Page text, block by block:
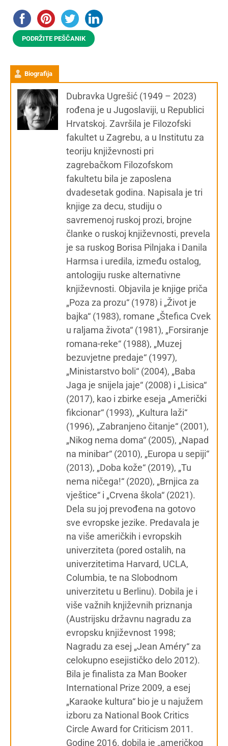
PODRŽITE PEŠČANIK
Biografija
Dubravka Ugrešić (1949 – 2023)
rođena je u Jugoslaviji, u Republici
Hrvatskoj. Završila je Filozofski
fakultet u Zagrebu, a u Institutu za
teoriju književnosti pri
zagrebačkom Filozofskom
fakultetu bila je zaposlena
dvadesetak godina. Napisala je tri
knjige za decu, studiju o
savremenoj ruskoj prozi, brojne
članke o ruskoj književnosti, prevela
je sa ruskog Borisa Pilnjaka i Danila
Harmsa i uredila, između ostalog,
antologiju ruske alternativne
književnosti. Objavila je knjige priča
„Poza za prozu“ (1978) i „Život je
bajka“ (1983), romane „Štefica Cvek
u raljama života“ (1981), „Forsiranje
romana-reke“ (1988), „Muzej
bezuvjetne predaje“ (1997),
„Ministarstvo boli“ (2004), „Baba
Jaga je snijela jaje“ (2008) i „Lisica“
(2017), kao i zbirke eseja „Američki
fikcionar“ (1993), „Kultura laži“
(1996), „Zabranjeno čitanje“ (2001),
„Nikog nema doma“ (2005), „Napad
na minibar“ (2010), „Europa u sepiji“
(2013), „Doba kože“ (2019), „Tu
nema ničega!“ (2020), „Brnjica za
vještice“ i „Crvena škola“ (2021).
Dela su joj prevođena na gotovo
sve evropske jezike. Predavala je
na više američkih i evropskih
univerziteta (pored ostalih, na
univerzitetima Harvard, UCLA,
Columbia, te na Slobodnom
univerzitetu u Berlinu). Dobila je i
više važnih književnih priznanja
(Austrijsku državnu nagradu za
evropsku književnost 1998;
Nagradu za esej „Jean Améry“ za
celokupno esejističko delo 2012).
Bila je finalista za Man Booker
International Prize 2009, a esej
„Karaoke kultura“ bio je u najužem
izboru za National Book Critics
Circle Award for Criticism 2011.
Godine 2016. dobila je „američkog